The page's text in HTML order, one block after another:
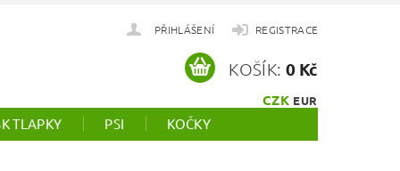
PŘIHLÁŠENÍ REGISTRACE
CZK EUR
KOŠÍK: 0 Kč
TLAPKY PSI KOČKY